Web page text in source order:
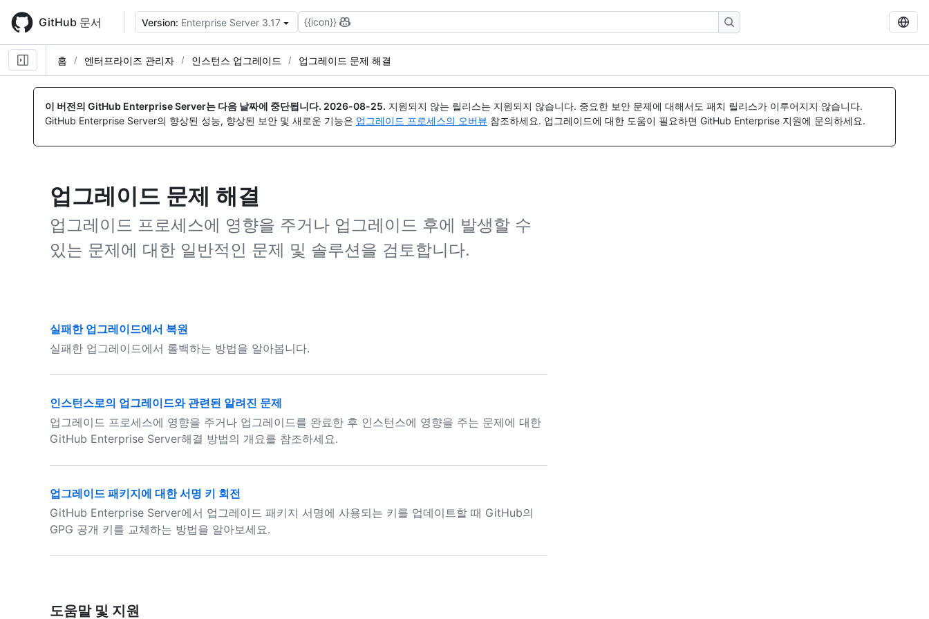
main
content
GitHub 문서 Version: Enterprise Server 3.17 {{icon}}
홈 엔터프라이즈 관리자 인스턴스 업그레이드 업그레이드 문제 해결
이 버전의 GitHub Enterprise Server는 다음 날짜에 중단됩니다. 2026-08-25. 지원되지 않는 릴리스는 지원되지 않습니다. 중요한 보안 문제에 대해서도 패치 릴리스가 이루어지지 않습니다.
GitHub Enterprise Server의 향상된 성능, 향상된 보안 및 새로운 기능은 업그레이드 프로세스의 오버뷰 참조하세요. 업그레이드에 대한 도움이 필요하면 GitHub Enterprise 지원에 문의하세요.
업그레이드 문제 해결
업그레이드 프로세스에 영향을 주거나 업그레이드 후에 발생할 수
있는 문제에 대한 일반적인 문제 및 솔루션을 검토합니다.
실패한 업그레이드에서 복원
실패한 업그레이드에서 롤백하는 방법을 알아봅니다.
인스턴스로의 업그레이드와 관련된 알려진 문제
업그레이드 프로세스에 영향을 주거나 업그레이드를 완료한 후 인스턴스에 영향을 주는 문제에 대한
GitHub Enterprise Server해결 방법의 개요를 참조하세요.
업그레이드 패키지에 대한 서명 키 회전
GitHub Enterprise Server에서 업그레이드 패키지 서명에 사용되는 키를 업데이트할 때 GitHub의
GPG 공개 키를 교체하는 방법을 알아보세요.
도움말 및 지원